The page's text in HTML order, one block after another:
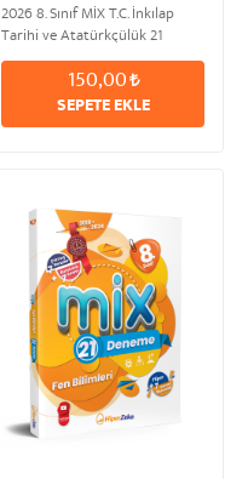
2026 8. Sınıf MİX T.C. İnkılap
Tarihi ve Atatürkçülük 21
Deneme | 2018-2024
150,00
SEPETE EKLE